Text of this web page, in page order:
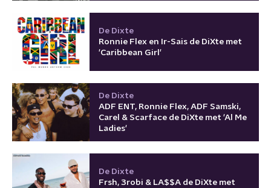
De Dixte
Ronnie Flex en Ir-Sais de DiXte met
'Caribbean Girl'
De Dixte
ADF ENT, Ronnie Flex, ADF Samski,
Carel & Scarface de DiXte met 'Al Me
Ladies'
De Dixte
Frsh, 3robi & LA$$A de DiXte met